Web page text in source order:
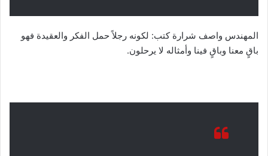
المهندس واصف شرارة كتب: لكونه رجلاً حمل الفكر والعقيدة فهو
باقٍ معنا وباقٍ فينا وأمثاله لا يرحلون.